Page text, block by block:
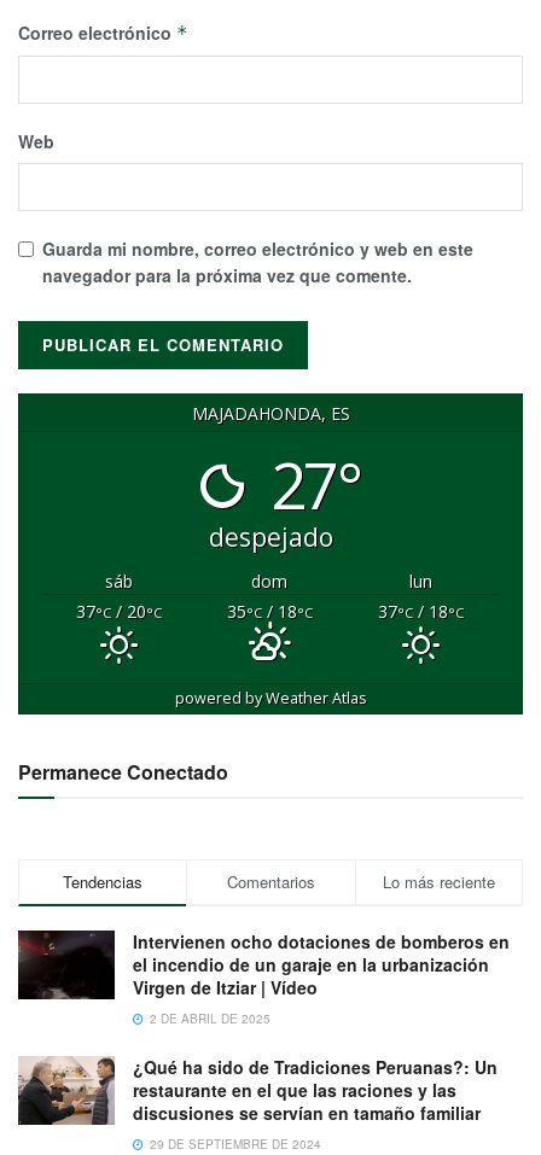
Correo electrónico *
Web
Guarda mi nombre, correo electrónico y web en este
navegador para la próxima vez que comente.
MAJADAHONDA, ES
27°
despejado
sáb dom
lun
37°C/ 20°C 35°C/ 18°C 37°C/ 18°C
powered byWeather Atlas
Permanece Conectado
Tendencias Comentarios Lo más reciente
Intervienen ocho dotaciones de bomberos en
el incendio de un garaje en la urbanización
Virgen de Itziar | Vídeo
2 DE ABRIL DE 2025
¿Qué ha sido de Tradiciones Peruanas?: Un
restaurante en el que las raciones y las
discusiones se servían en tamaño familiar
29 DE SEPTIEMBRE DE 2024